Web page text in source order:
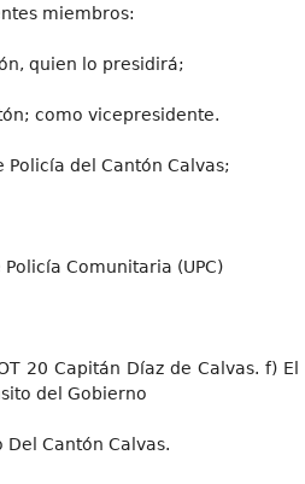
miembros:
quien lo presidirá;
como vicepresidente.
Policía del Cantón Calvas;
Comunitaria (UPC)
20 Capitán Díaz de Calvas. f) El
del Gobierno
Cantón Calvas.